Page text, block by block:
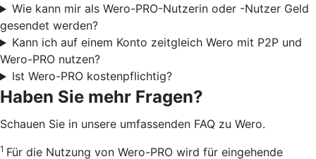
Wie kann mir als Wero-PRO-Nutzerin oder -Nutzer Geld
gesendet werden?
Kann ich auf einem Konto zeitgleich Wero mit P2P und
Wero-PRO nutzen?
Ist Wero-PRO kostenpflichtig?
Haben Sie mehr Fragen?
Schauen Sie in unsere umfassenden FAQ zu Wero.
1 Für die Nutzung von Wero-PRO wird für eingehende